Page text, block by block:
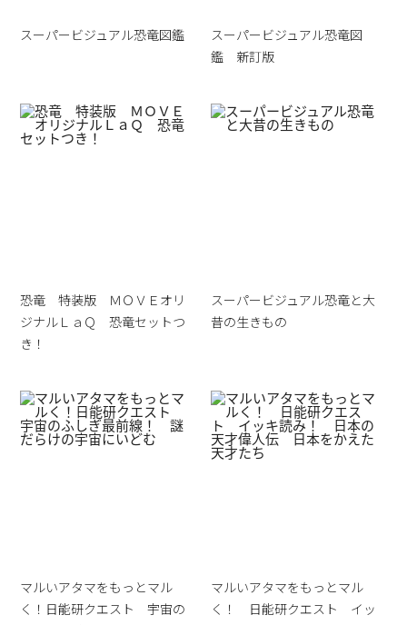
スーパービジュアル恐竜図鑑
スーパービジュアル恐竜図
鑑 新訂版
恐竜 特装版 ＭＯＶＥオリ
ジナルＬａＱ 恐竜セットつ
き！
スーパービジュアル恐竜と大
昔の生きもの
マルいアタマをもっとマル
く！日能研クエスト 宇宙の
マルいアタマをもっとマル
く！ 日能研クエスト イッ